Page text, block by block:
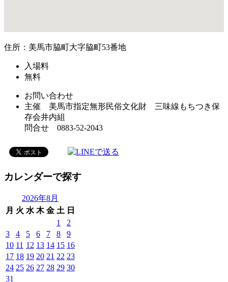
住所：美馬市脇町大字脇町53番地
入場料
無料
お問い合わせ
主催 美馬市指定無形民俗文化財 三味線もちつき保
存会井内組
問合せ 0883-52-2043
カレンダーで探す
2026年8月
月 火 水 木 金 土 日
1
2
3
4 5 6 7 8
9
10 11 12 13 14 15 16
17 18 19 20 21 22 23
24 25 26 27 28 29 30
31